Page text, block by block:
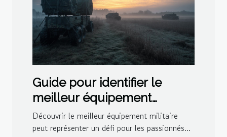
Guide pour identifier le
meilleur équipement
militaire durable
Découvrir le meilleur équipement militaire
peut représenter un défi pour les passionnés...